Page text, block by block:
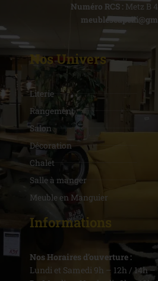
Numéro RCS : Metz B
Nos Univers
Literie
Rangement
Salon
Décoration
Chalet
Salle à manger
Meuble en Manguier
Informations
Nos Horaires d’ouverture :
Lundi et Samedi 9h – 12h / 14h –